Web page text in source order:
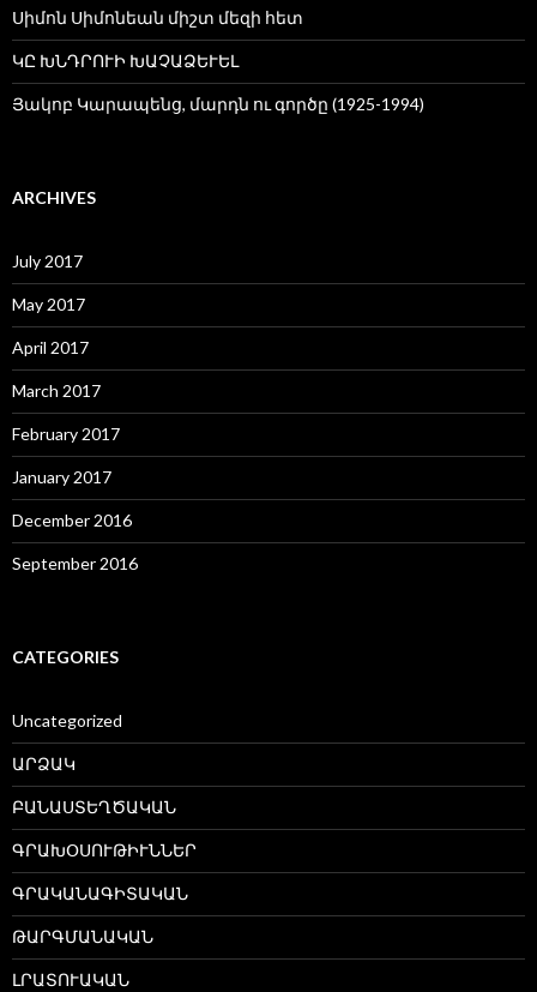
Սիմոն Սիմոնեան միշտ մեզի հետ
ԿԸ ԽՆԴՐՈՒԻ ԽԱՉԱՁԵՒԵԼ
Յակոբ Կարապենց, մարդն ու գործը (1925-1994)
ARCHIVES
July 2017
May 2017
April 2017
March 2017
February 2017
January 2017
December 2016
September 2016
CATEGORIES
Uncategorized
ԱՐՁԱԿ
ԲԱՆԱՍՏԵՂԾԱԿԱՆ
ԳՐԱԽՕՍՈՒԹԻՒՆՆԵՐ
ԳՐԱԿԱՆԱԳԻՏԱԿԱՆ
ԹԱՐԳՄԱՆԱԿԱՆ
ԼՐԱՏՈՒԱԿԱՆ